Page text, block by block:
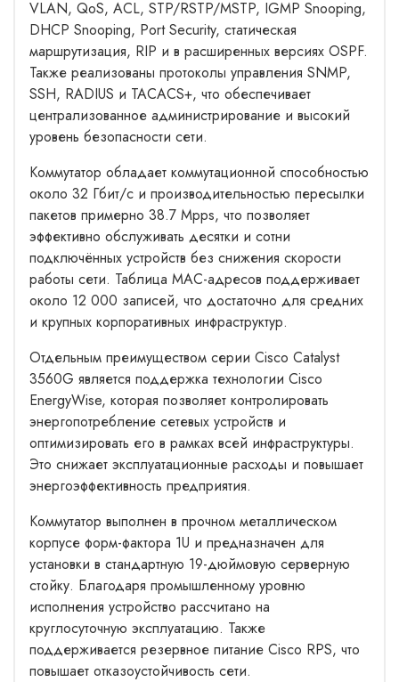
VLAN, QoS, ACL, STP/RSTP/MSTP, IGMP Snooping,
DHCP Snooping, Port Security, статическая
маршрутизация, RIP и в расширенных версиях OSPF.
Также реализованы протоколы управления SNMP,
SSH, RADIUS и TACACS+, что обеспечивает
централизованное администрирование и высокий
уровень безопасности сети.
Коммутатор обладает коммутационной способностью
около 32 Гбит/с и производительностью пересылки
пакетов примерно 38.7 Mpps, что позволяет
эффективно обслуживать десятки и сотни
подключённых устройств без снижения скорости
работы сети. Таблица MAC-адресов поддерживает
около 12 000 записей, что достаточно для средних
и крупных корпоративных инфраструктур.
Отдельным преимуществом серии Cisco Catalyst
3560G является поддержка технологии Cisco
EnergyWise, которая позволяет контролировать
энергопотребление сетевых устройств и
оптимизировать его в рамках всей инфраструктуры.
Это снижает эксплуатационные расходы и повышает
энергоэффективность предприятия.
Коммутатор выполнен в прочном металлическом
корпусе форм-фактора 1U и предназначен для
установки в стандартную 19-дюймовую серверную
стойку. Благодаря промышленному уровню
исполнения устройство рассчитано на
круглосуточную эксплуатацию. Также
поддерживается резервное питание Cisco RPS, что
повышает отказоустойчивость сети.